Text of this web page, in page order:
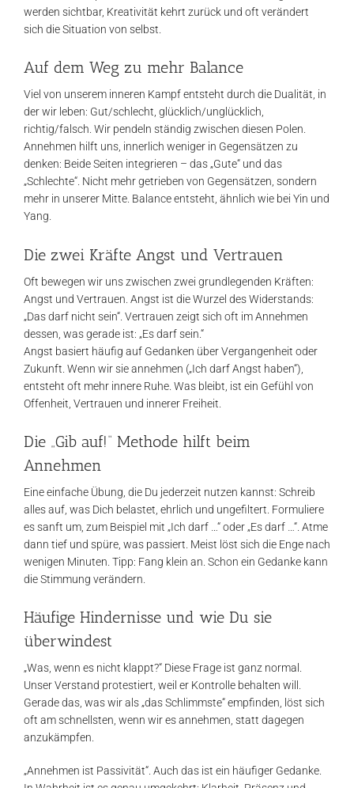
werden sichtbar, Kreativität kehrt zurück und oft verändert
sich die Situation von selbst.
Auf dem Weg zu mehr Balance
Viel von unserem inneren Kampf entsteht durch die Dualität, in
der wir leben: Gut/schlecht, glücklich/unglücklich,
richtig/falsch. Wir pendeln ständig zwischen diesen Polen.
Annehmen hilft uns, innerlich weniger in Gegensätzen zu
denken: Beide Seiten integrieren – das „Gute“ und das
„Schlechte“. Nicht mehr getrieben von Gegensätzen, sondern
mehr in unserer Mitte. Balance entsteht, ähnlich wie bei Yin und
Yang.
Die zwei Kräfte Angst und Vertrauen
Oft bewegen wir uns zwischen zwei grundlegenden Kräften:
Angst und Vertrauen. Angst ist die Wurzel des Widerstands:
„Das darf nicht sein“. Vertrauen zeigt sich oft im Annehmen
dessen, was gerade ist: „Es darf sein.“
Angst basiert häufig auf Gedanken über Vergangenheit oder
Zukunft. Wenn wir sie annehmen („Ich darf Angst haben“),
entsteht oft mehr innere Ruhe. Was bleibt, ist ein Gefühl von
Offenheit, Vertrauen und innerer Freiheit.
Die „Gib auf!“ Methode hilft beim
Annehmen
Eine einfache Übung, die Du jederzeit nutzen kannst: Schreib
alles auf, was Dich belastet, ehrlich und ungefiltert. Formuliere
es sanft um, zum Beispiel mit „Ich darf …“ oder „Es darf …“. Atme
dann tief und spüre, was passiert. Meist löst sich die Enge nach
wenigen Minuten. Tipp: Fang klein an. Schon ein Gedanke kann
die Stimmung verändern.
Häufige Hindernisse und wie Du sie
überwindest
„Was, wenn es nicht klappt?“ Diese Frage ist ganz normal.
Unser Verstand protestiert, weil er Kontrolle behalten will.
Gerade das, was wir als „das Schlimmste“ empfinden, löst sich
oft am schnellsten, wenn wir es annehmen, statt dagegen
anzukämpfen.
„Annehmen ist Passivität“. Auch das ist ein häufiger Gedanke.